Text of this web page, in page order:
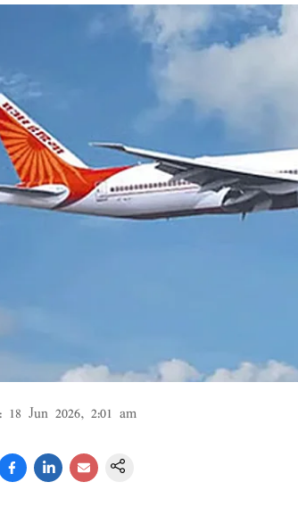
: 18 Jun 2026, 2:01 am